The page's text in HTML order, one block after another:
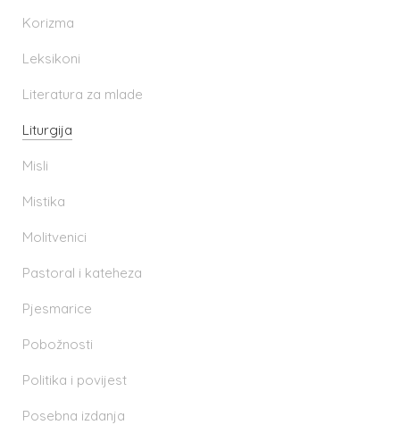
Korizma
Leksikoni
Literatura za mlade
Liturgija
Misli
Mistika
Molitvenici
Pastoral i kateheza
Pjesmarice
Pobožnosti
Politika i povijest
Posebna izdanja